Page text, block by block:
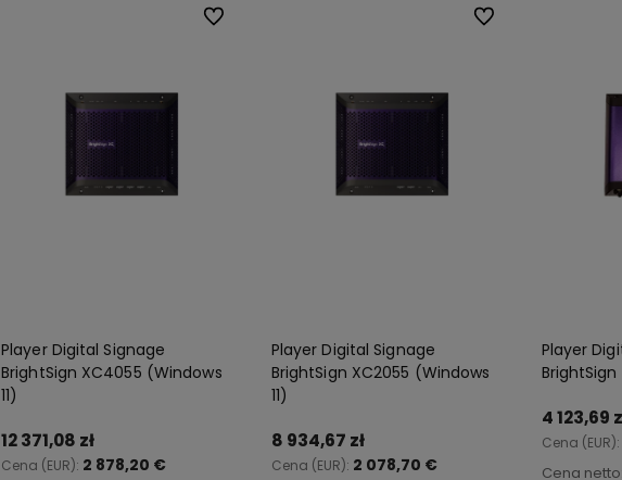
Player Digital Signage
BrightSign XC4055 (Windows
11)
12 371,08 zł
Cena (EUR): 2 878,20 €
Do ulubionych
Player Digital Signage
BrightSign XC2055 (Windows
11)
8 934,67 zł
Cena (EUR): 2 078,70 €
Do ulubionych
Player
BrightSign
4 123,69
Cena (EUR):
Cena netto: